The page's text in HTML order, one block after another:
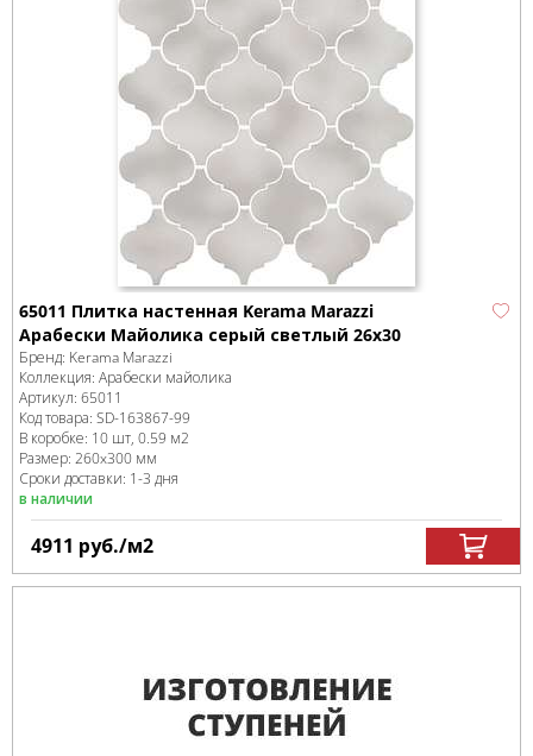
65011 Плитка настенная Kerama Marazzi
Арабески Майолика серый светлый 26x30
Бренд: Kerama Marazzi
Коллекция: Арабески майолика
Артикул: 65011
Код товара: SD-163867-99
В коробке: 10 шт, 0.59 м2
Размер: 260x300 мм
Сроки доставки: 1-3 дня
в наличии
4911 руб./м2